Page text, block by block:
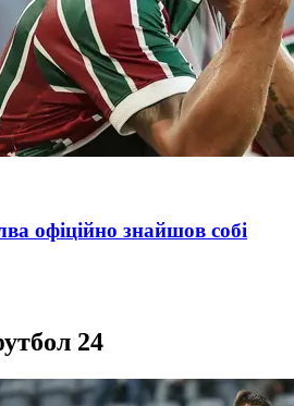
офіційно знайшов собі
24